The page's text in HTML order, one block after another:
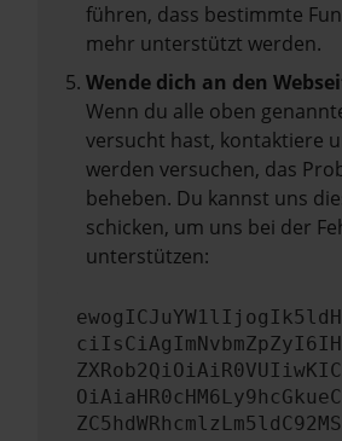
führen, dass bestimmte
mehr unterstützt werden.
Wende dich an den
Wenn du alle oben
versucht hast, kontaktiere
werden versuchen, das
beheben. Du kannst uns
schicken, um uns bei der
unterstützen: